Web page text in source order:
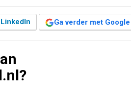
doen?
gaat doen, daar hangen
Ga verder met Google